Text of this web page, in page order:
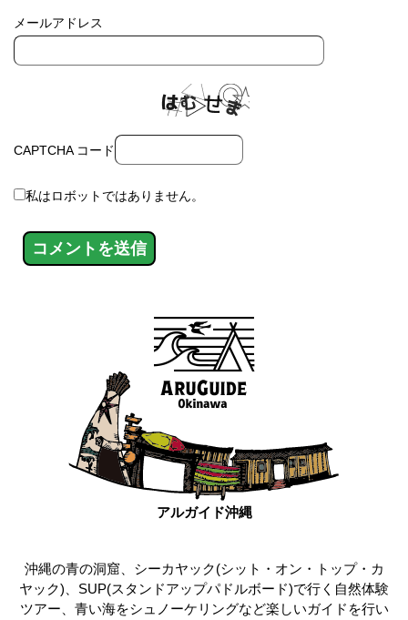
メールアドレス
CAPTCHA コード
私はロボットではありません。
アルガイド沖縄
沖縄の青の洞窟、シーカヤック(シット・オン・トップ・カ
ヤック)、SUP(スタンドアップパドルボード)で行く自然体験
ツアー、青い海をシュノーケリングなど楽しいガイドを行い